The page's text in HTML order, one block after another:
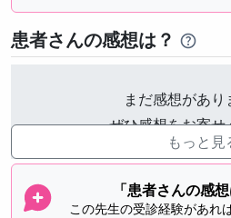
患者さんの感想は？
まだ感想があり
ぜひ感想をお寄せ
もっと見
「患者さんの感
この先生の受診経験があれ